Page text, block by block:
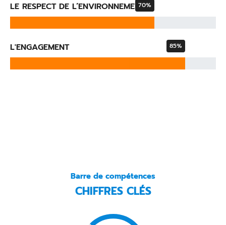
LE RESPECT DE L’ENVIRONNEMENT70%
L'ENGAGEMENT 85%
Barre de compétences
CHIFFRES CLÉS